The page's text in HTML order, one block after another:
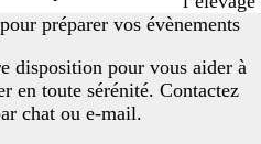
préparer vos évènements
disposition pour vous aider à
en toute sérénité. Contactez
chat ou e-mail.